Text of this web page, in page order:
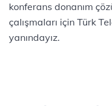
konferans donanım
çalışmaları için Türk
yanındayız.